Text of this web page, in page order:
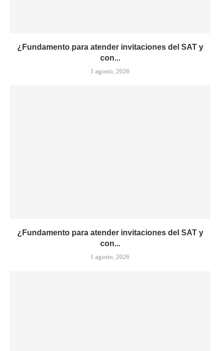
¿Fundamento para atender invitaciones del SAT y
con...
1 agosto, 2026
¿Fundamento para atender invitaciones del SAT y
con...
1 agosto, 2026